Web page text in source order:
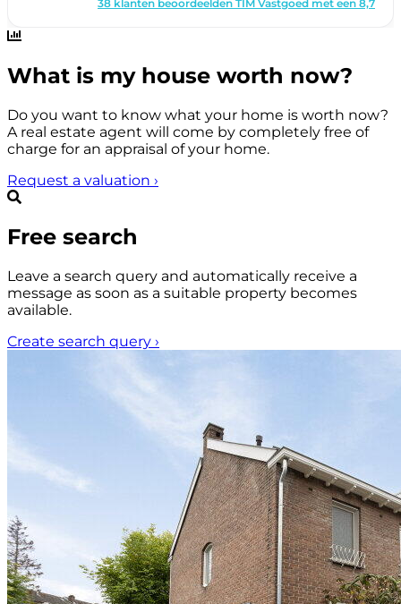
What is my house worth now?
Do you want to know what your home is worth now?
A real estate agent will come by completely free of
charge for an appraisal of your home.
Request a valuation ›
Free search
Leave a search query and automatically receive a
message as soon as a suitable property becomes
available.
Create search query ›